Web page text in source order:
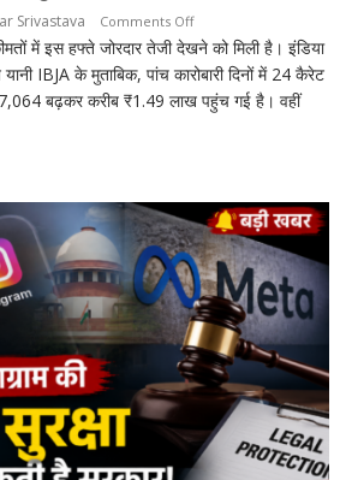
Srivastava Comments Offon
सोना-
चांदी
फिर
में
सोना
₹7,064
और
चांदी
₹14,094
महंगी,
रिकॉर्ड
के
करीब
में इस हफ्ते जोरदार तेजी देखने को मिली है। इंडिया
IBJA के मुताबिक, पांच कारोबारी दिनों में 24 कैरेट
बढ़कर करीब ₹1.49 लाख पहुंच गई है। वहीं